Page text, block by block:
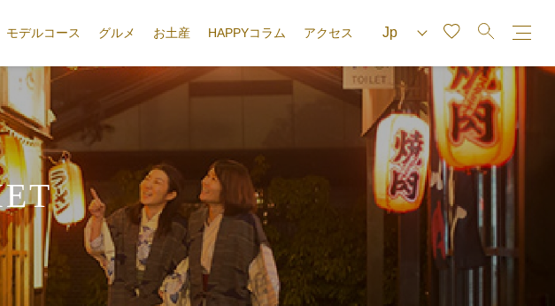
モデルコース グルメ お土産 HAPPYコラム アクセス